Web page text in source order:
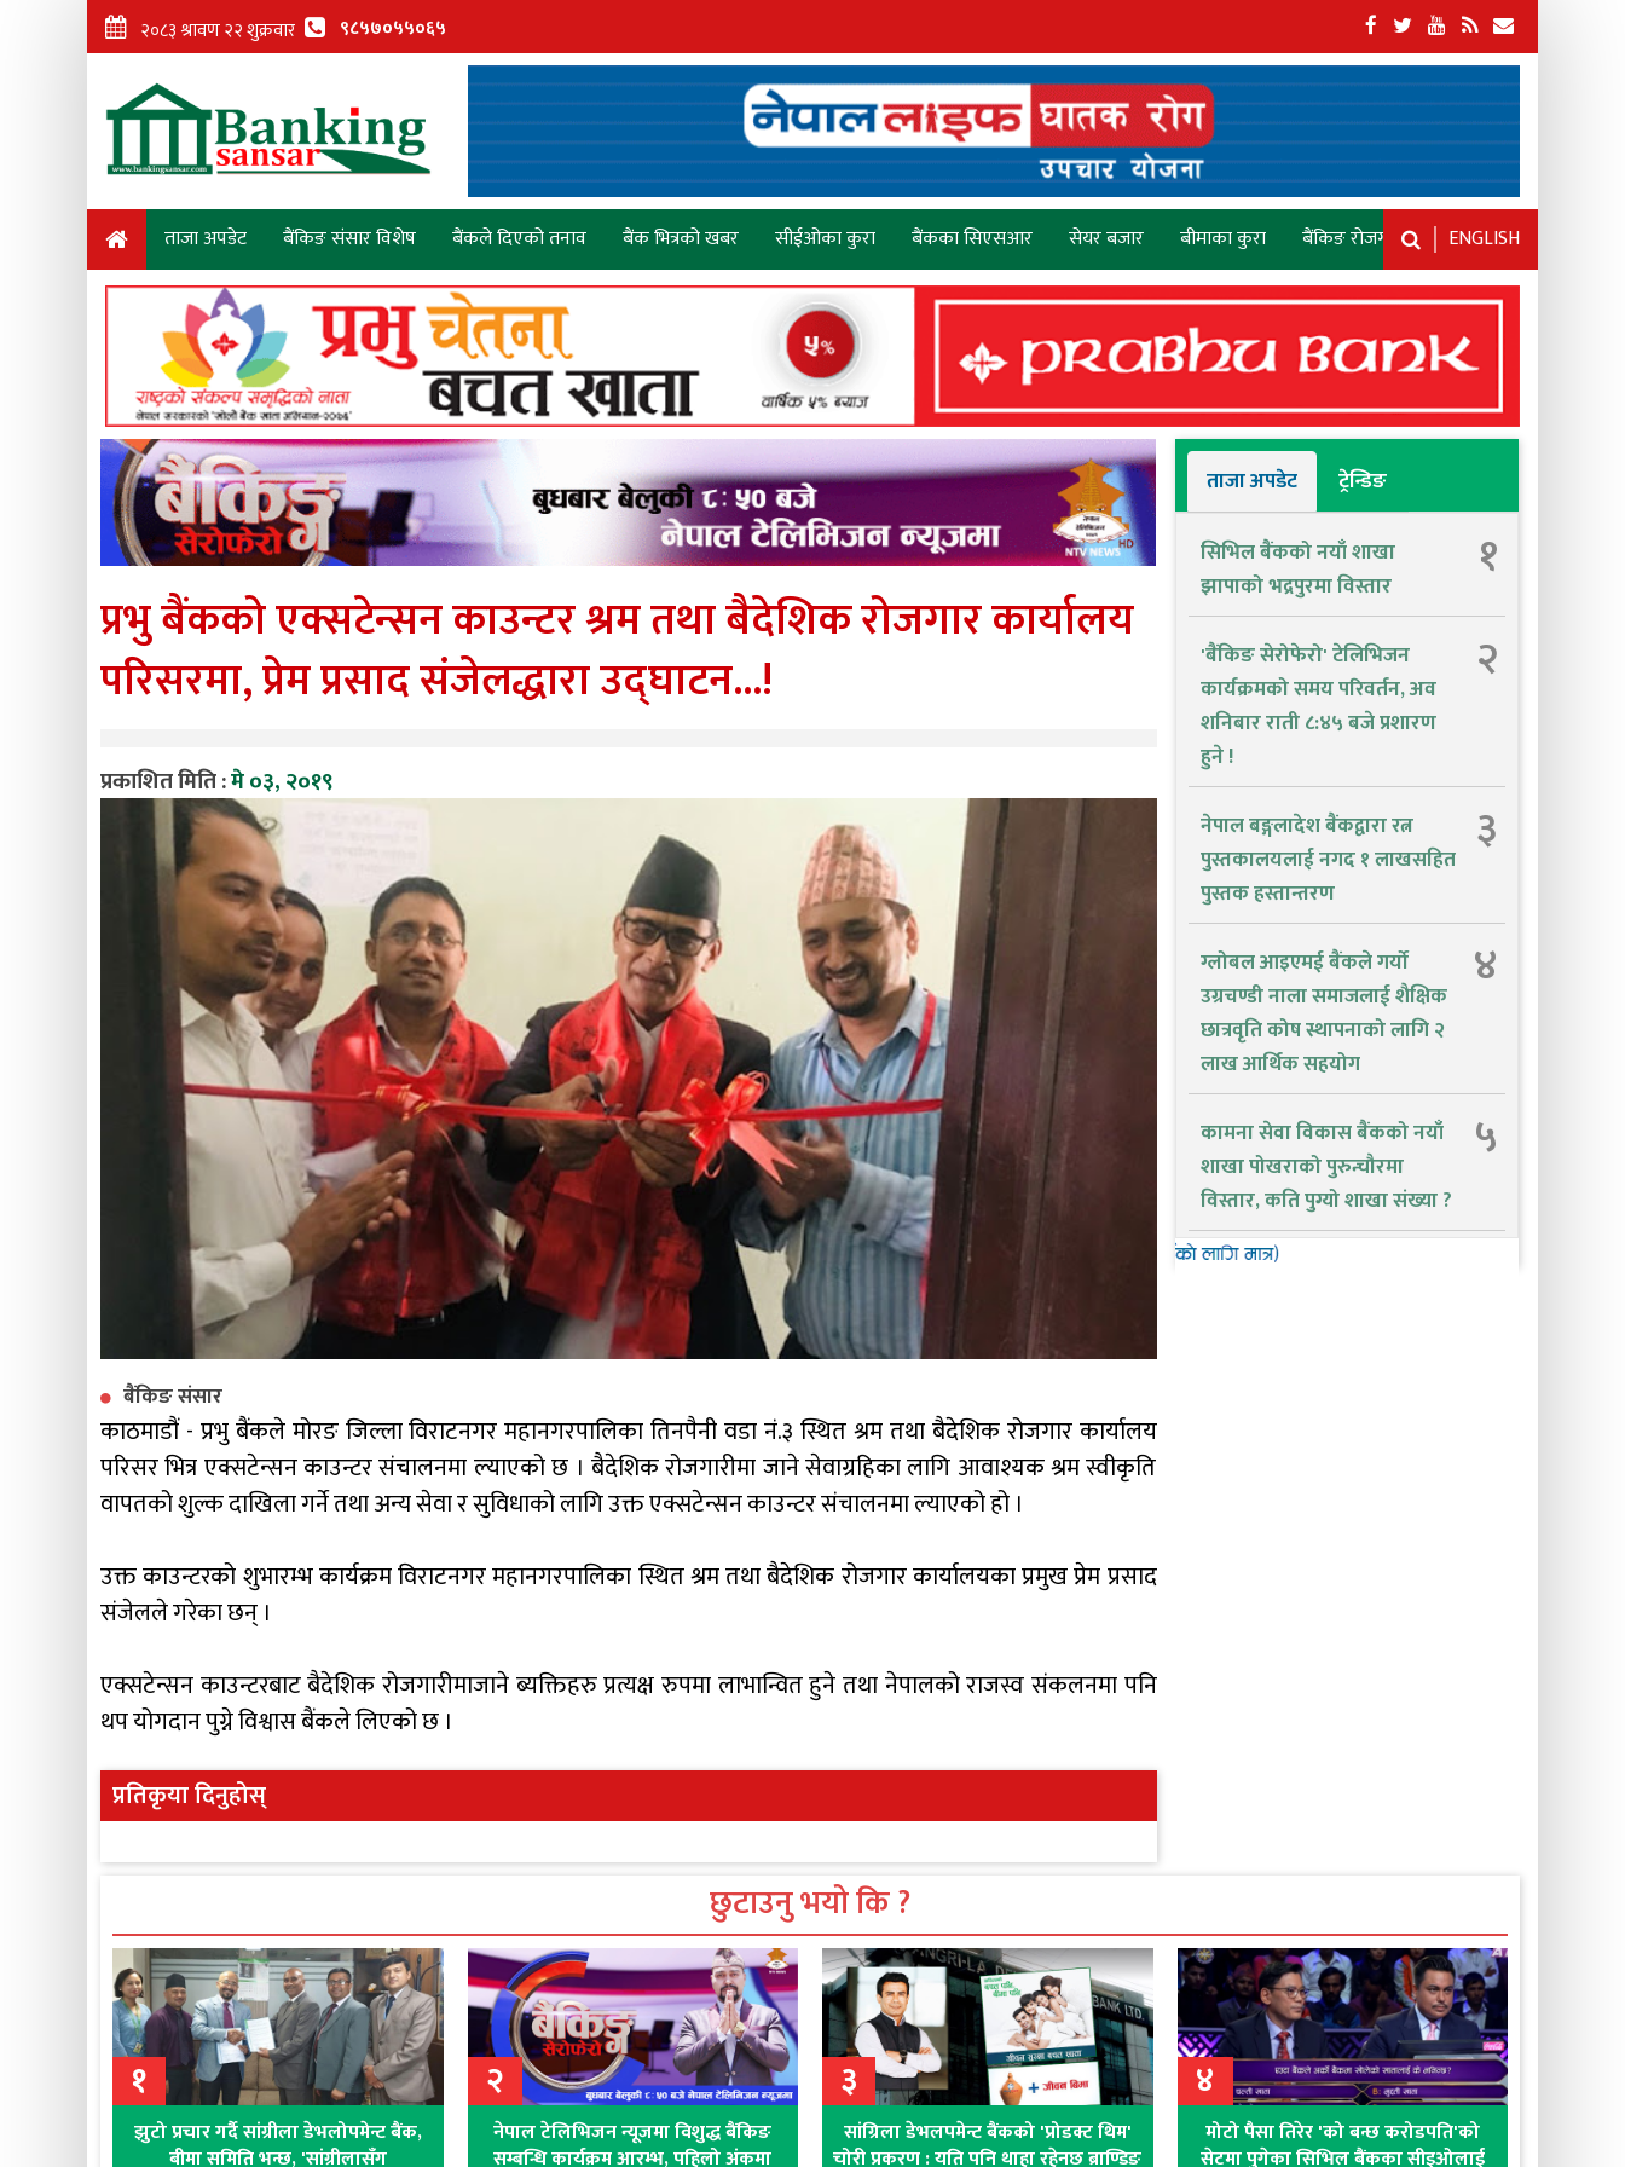
९८५७०५५०६५
ताजा अपडेट बैंकिङ संसार विशेष बैंकले दिएको तनाव बैंक भित्रको खबर सीईओका कुरा बैंकका सिएसआर सेयर बजार बीमाका कुरा बैंकिङ रोजगारी ENGLISH
प्रभु बैंकको एक्सटेन्सन काउन्टर श्रम तथा बैदेशिक रोजगार कार्यालय
परिसरमा, प्रेम प्रसाद संजेलद्धारा उद्घाटन...!
प्रकाशित मिति :मे ०३, २०१९
बैंकिङ संसार
काठमाडौं - प्रभु बैंकले मोरङ जिल्ला विराटनगर महानगरपालिका तिनपैनी वडा नं.३ स्थित श्रम तथा बैदेशिक रोजगार कार्यालय
परिसर भित्र एक्सटेन्सन काउन्टर संचालनमा ल्याएको छ । बैदेशिक रोजगारीमा जाने सेवाग्रहिका लागि आवाश्यक श्रम स्वीकृति
वापतको शुल्क दाखिला गर्ने तथा अन्य सेवा र सुविधाको लागि उक्त एक्सटेन्सन काउन्टर संचालनमा ल्याएको हो ।
उक्त काउन्टरको शुभारम्भ कार्यक्रम विराटनगर महानगरपालिका स्थित श्रम तथा बैदेशिक रोजगार कार्यालयका प्रमुख प्रेम प्रसाद
संजेलले गरेका छन् ।
एक्सटेन्सन काउन्टरबाट बैदेशिक रोजगारीमाजाने ब्यक्तिहरु प्रत्यक्ष रुपमा लाभान्वित हुने तथा नेपालको राजस्व संकलनमा पनि
थप योगदान पुग्ने विश्वास बैंकले लिएको छ ।
प्रतिकृया दिनुहोस्
ताजा अपडेट ट्रेन्डिङ
सिभिल बैंकको नयाँ शाखा
झापाको भद्रपुरमा विस्तार
१
'बैंकिङ सेरोफेरो' टेलिभिजन
कार्यक्रमको समय परिवर्तन, अव
शनिबार राती ८:४५ बजे प्रशारण
हुने !
२
नेपाल बङ्गलादेश बैंकद्वारा रत्न
पुस्तकालयलाई नगद १ लाखसहित
पुस्तक हस्तान्तरण
३
ग्लोबल आइएमई बैंकले गर्यो
उग्रचण्डी नाला समाजलाई शैक्षिक
छात्रवृति कोष स्थापनाको लागि २
लाख आर्थिक सहयोग
४
कामना सेवा विकास बैंकको नयाँ
शाखा पोखराको पुरुन्चौरमा
विस्तार, कति पुग्यो शाखा संख्या ?
५
छुटाउनु भयो कि ?
१
झुटो प्रचार गर्दै सांग्रीला डेभलोपमेन्ट बैंक,
बीमा समिति भन्छ, 'सांग्रीलासँग
२
नेपाल टेलिभिजन न्यूजमा विशुद्ध बैंकिङ
सम्बन्धि कार्यक्रम आरम्भ, पहिलो अंकमा
३
सांग्रिला डेभलपमेन्ट बैंकको 'प्रोडक्ट थिम'
चोरी प्रकरण : यति पनि थाहा रहेनछ ब्राण्डिङ
४
मोटो पैसा तिरेर 'को बन्छ करोडपति'को
सेटमा पुगेका सिभिल बैंकका सीइओलाई